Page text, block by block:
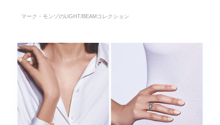
マーク・モンゾのLIGHT/BEAMコレクション